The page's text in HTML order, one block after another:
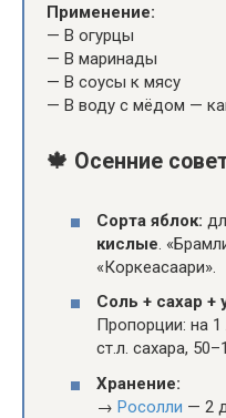
Применение:
— В огурцы
— В маринады
— В соусы к мясу
— В воду с мёдом —
🍁 Осенние
Сорта яблок:
кислые.
«Коркеасаари».
Соль + сахар +
Пропорции: на
ст.л. сахара,
Хранение:
→ Росолли — 2